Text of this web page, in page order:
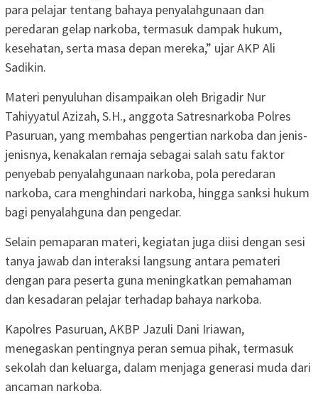
para pelajar tentang bahaya penyalahgunaan dan
peredaran gelap narkoba, termasuk dampak hukum,
kesehatan, serta masa depan mereka,” ujar AKP Ali
Sadikin.
Materi penyuluhan disampaikan oleh Brigadir Nur
Tahiyyatul Azizah, S.H., anggota Satresnarkoba Polres
Pasuruan, yang membahas pengertian narkoba dan jenis-
jenisnya, kenakalan remaja sebagai salah satu faktor
penyebab penyalahgunaan narkoba, pola peredaran
narkoba, cara menghindari narkoba, hingga sanksi hukum
bagi penyalahguna dan pengedar.
Selain pemaparan materi, kegiatan juga diisi dengan sesi
tanya jawab dan interaksi langsung antara pemateri
dengan para peserta guna meningkatkan pemahaman
dan kesadaran pelajar terhadap bahaya narkoba.
Kapolres Pasuruan, AKBP Jazuli Dani Iriawan,
menegaskan pentingnya peran semua pihak, termasuk
sekolah dan keluarga, dalam menjaga generasi muda dari
ancaman narkoba.